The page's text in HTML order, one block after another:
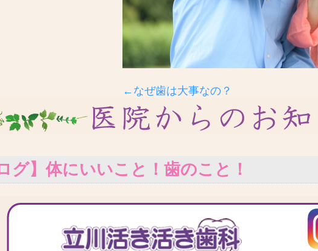
←なぜ歯は大事なの？
グ】体にいいこと！歯のこと！